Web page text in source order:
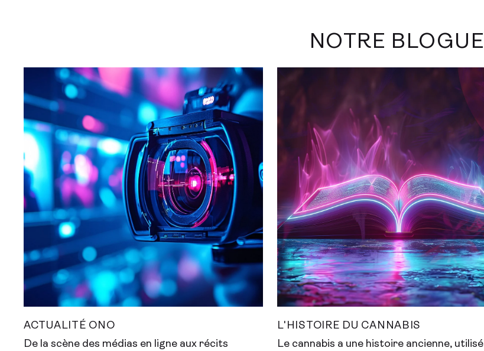
NOTRE BLOGUE
ACTUALITÉ ONO
De la scène des médias en ligne aux récits
L'HISTOIRE DU CANNABIS
Le cannabis a une histoire ancienne, utilisé